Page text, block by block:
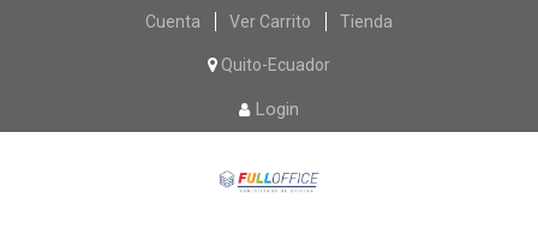
Skip
content
Cuenta Ver Carrito Tienda
Quito-Ecuador
Login